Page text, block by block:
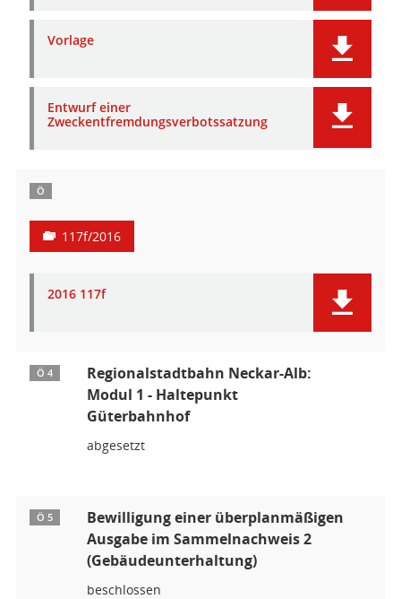
Vorlage
Entwurf einer
Zweckentfremdungsverbotssatzung
Ö
117f/2016
2016 117f
Ö 4
Regionalstadtbahn Neckar-Alb:
Modul 1 - Haltepunkt
Güterbahnhof
abgesetzt
Ö 5
Bewilligung einer überplanmäßigen
Ausgabe im Sammelnachweis 2
(Gebäudeunterhaltung)
beschlossen